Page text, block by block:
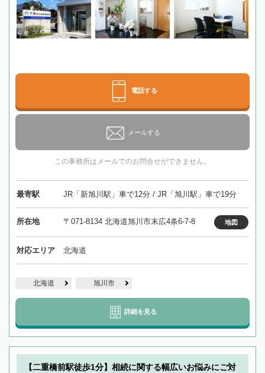
電話する
メールする
この事務所はメールでのお問合せができません。
最寄駅 JR「新旭川駅」車で12分 / JR「旭川駅」車で19分
所在地 〒071-8134 北海道旭川市末広4条6-7-8 地図
対応エリア 北海道
北海道 旭川市
詳細を見る
【二重橋前駅徒歩1分】相続に関する幅広いお悩みにご対